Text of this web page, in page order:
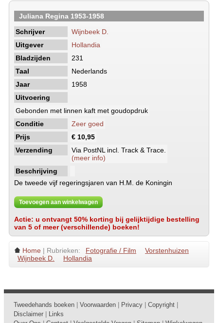
Juliana Regina 1953-1958
Schrijver
Wijnbeek D.
Uitgever
Hollandia
Bladzijden
231
Taal
Nederlands
Jaar
1958
Uitvoering
Gebonden met linnen kaft met goudopdruk
Conditie
Zeer goed
Prijs
€ 10,95
Verzending
Via PostNL incl. Track & Trace.
(meer info)
Beschrijving
De tweede vijf regeringsjaren van H.M. de Koningin
Toevoegen aan winkelwagen
Actie: u ontvangt 50% korting bij gelijktijdige bestelling
van 5 of meer (verschillende) boeken!
Home | Rubrieken: Fotografie / Film
Vorstenhuizen
Wijnbeek D.
Hollandia
Tweedehands boeken Voorwaarden Privacy Copyright
Disclaimer
Links